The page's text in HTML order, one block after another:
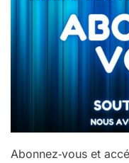
Abonnez‑vous et